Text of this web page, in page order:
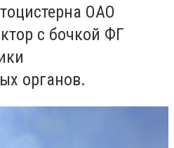
ОАО
с бочкой ФГ
органов.